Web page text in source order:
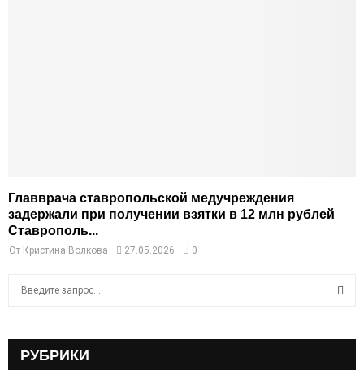
Главврача ставропольской медучреждения
задержали при получении взятки в 12 млн рублей
Ставрополь...
От Кристина Волкова 27.05.2026 0
РУБРИКИ